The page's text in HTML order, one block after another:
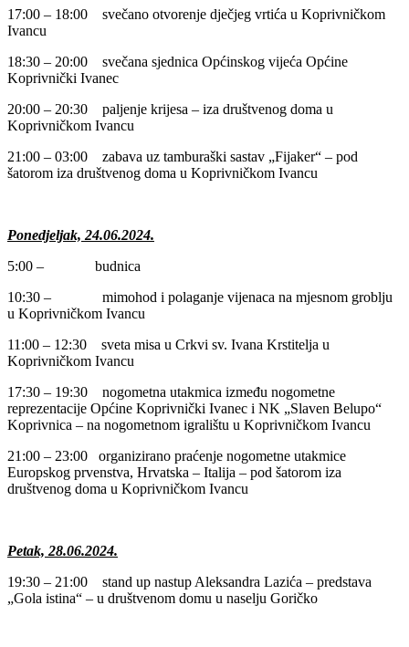
17:00 – 18:00 svečano otvorenje dječjeg vrtića u Koprivničkom
Ivancu
18:30 – 20:00 svečana sjednica Općinskog vijeća Općine
Koprivnički Ivanec
20:00 – 20:30 paljenje krijesa – iza društvenog doma u
Koprivničkom Ivancu
21:00 – 03:00 zabava uz tamburaški sastav „Fijaker“ – pod
šatorom iza društvenog doma u Koprivničkom Ivancu
Ponedjeljak, 24.06.2024.
5:00 – budnica
10:30 – mimohod i polaganje vijenaca na mjesnom groblju
u Koprivničkom Ivancu
11:00 – 12:30 sveta misa u Crkvi sv. Ivana Krstitelja u
Koprivničkom Ivancu
17:30 – 19:30 nogometna utakmica između nogometne
reprezentacije Općine Koprivnički Ivanec i NK „Slaven Belupo“
Koprivnica – na nogometnom igralištu u Koprivničkom Ivancu
21:00 – 23:00 organizirano praćenje nogometne utakmice
Europskog prvenstva, Hrvatska – Italija – pod šatorom iza
društvenog doma u Koprivničkom Ivancu
Petak, 28.06.2024.
19:30 – 21:00 stand up nastup Aleksandra Lazića – predstava
„Gola istina“ – u društvenom domu u naselju Goričko